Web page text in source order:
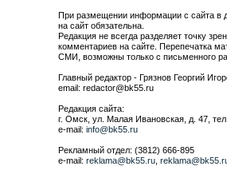
При размещении информации с сайта в
на сайт обязательна.
Редакция не всегда разделяет точку
комментариев на сайте. Перепечатка
СМИ, возможны только с письменного
Главный редактор - Грязнов Георгий
email: redactor@bk55.ru
Редакция сайта:
г. Омск, ул. Малая Ивановская, д. 47,
e-mail: info@bk55.ru
Рекламный отдел: (3812) 666-895
e-mail: reklama@bk55.ru